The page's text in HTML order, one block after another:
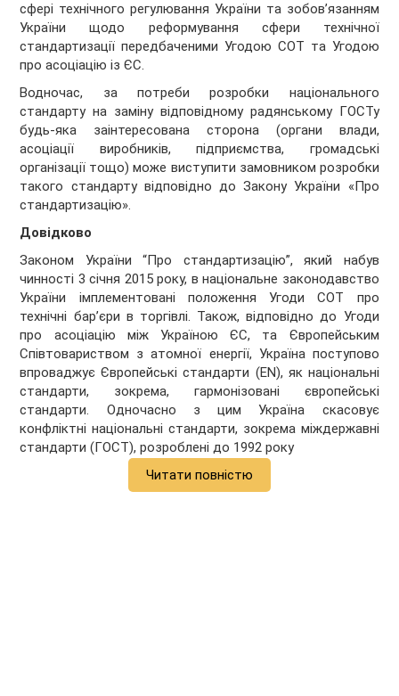
сфері технічного регулювання України та зобов’язанням
України щодо реформування сфери технічної
стандартизації передбаченими Угодою СОТ та Угодою
про асоціацію із ЄС.
Водночас, за потреби розробки національного
стандарту на заміну відповідному радянському ГОСТу
будь-яка заінтересована сторона (органи влади,
асоціації виробників, підприємства, громадські
організації тощо) може виступити замовником розробки
такого стандарту відповідно до Закону України «Про
стандартизацію».
Довідково
Законом України “Про стандартизацію”, який набув
чинності 3 січня 2015 року, в національне законодавство
України імплементовані положення Угоди СОТ про
технічні бар’єри в торгівлі. Також, відповідно до Угоди
про асоціацію між Україною ЄС, та Європейським
Співтовариством з атомної енергії, Україна поступово
впроваджує Європейські стандарти (EN), як національні
стандарти, зокрема, гармонізовані європейські
стандарти. Одночасно з цим Україна скасовує
конфліктні національні стандарти, зокрема міждержавні
стандарти (ГОСТ), розроблені до 1992 року
Читати повністю